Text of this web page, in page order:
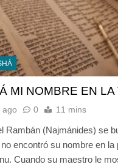
MI NOMBRE EN LA
ago 0 11 mins
Rambán (Najmánides) se
encontró su nombre en la
Cuando su maestro le